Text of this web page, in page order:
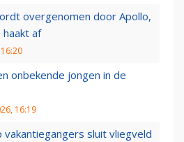
overgenomen door Apollo,
haakt af
onbekende jongen in de
16:19
vakantiegangers sluit vliegveld